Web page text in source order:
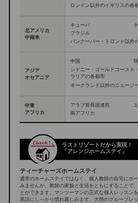
ロンドン以外のイギリスの各
北アメリカ
中南米
キューバ
ブラジル
バンクーバー・トロント以外
アジア
オセアニア
中国
シドニー・ゴールドコースト
ラリアの各都市
オークランド以外のニュージ
中東
アフリカ
アラブ首長国連邦
南アフリカ
ラストリゾートだから実現！
「アレンジホームステイ」
ティーチャーズホームステイ
通常のホームステイではなく、個人教師の自宅にホ
みませんか。教師の家族と生活をともにすることで
とができます。マンツーマンの正式な個人レッスン
英語にしっかり慣れ親しみます。大勢のグループレ